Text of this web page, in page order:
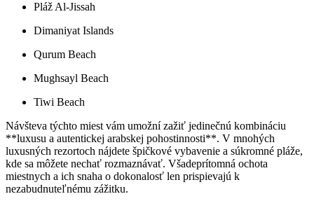
Pláž Al-Jissah
Dimaniyat Islands
Qurum Beach
Mughsayl Beach
Tiwi Beach
Návšteva týchto miest vám umožní zažiť jedinečnú kombináciu
**luxusu a autentickej arabskej pohostinnosti**. V mnohých
luxusných rezortoch nájdete špičkové vybavenie a súkromné pláže,
kde sa môžete nechať rozmaznávať. Všadeprítomná ochota
miestnych a ich snaha o dokonalosť len prispievajú k
nezabudnuteľnému zážitku.